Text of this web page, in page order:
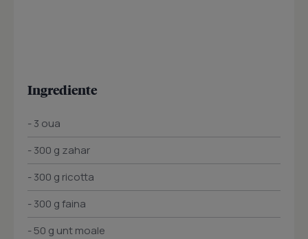
Ingrediente
- 3 oua
- 300 g zahar
- 300 g ricotta
- 300 g faina
- 50 g unt moale